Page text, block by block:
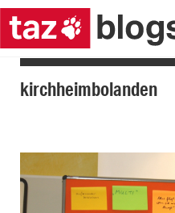
kirchheimbolanden